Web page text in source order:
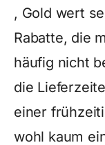
, Gold wert
Rabatte, die
häufig nicht
die
einer
wohl kaum